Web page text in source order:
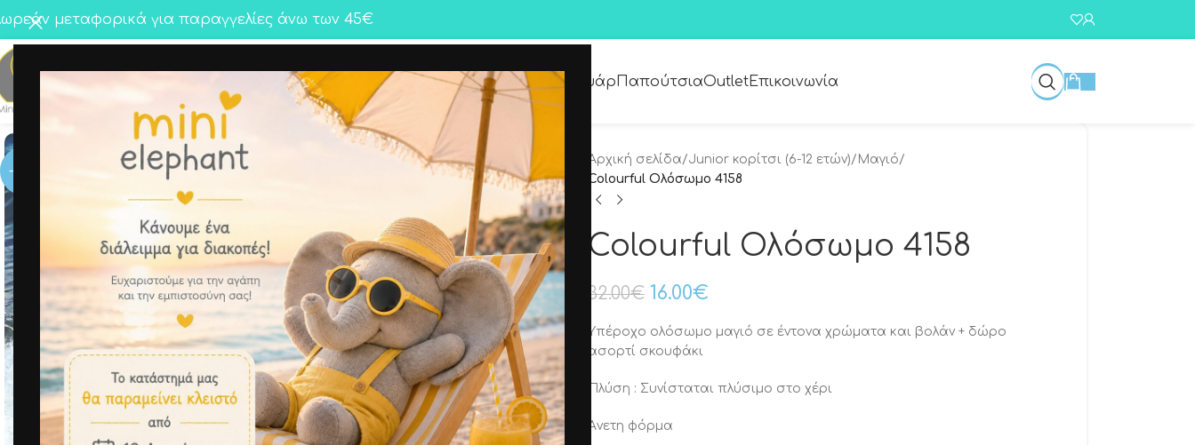
μεταφορικά για παραγγελίες άνω των 45€
ΚορίτσιΑγόρι Twins Premium Collection Αξεσουάρ ΠαπούτσιαOutletΕπικοινωνία
-50%
Αρχική σελίδα/Junior κορίτσι (6-12 ετών)/ Μαγιό/
Colourful Ολόσωμο 4158
Colourful Ολόσωμο 4158
32.00€ 16.00€
Υπέροχο ολόσωμο μαγιό σε έντονα χρώματα και βολάν + δώρο
ασορτί σκουφάκι
Πλύση : Συνίσταται πλύσιμο στο χέρι
Άνετη φόρμα